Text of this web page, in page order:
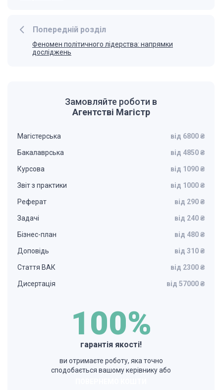
Попередній розділ
Феномен політичного лідерства: напрямки
досліджень
Замовляйте роботи в
Агентстві Магістр
Магістерська від 6800 ₴
Бакалаврська від 4850 ₴
Курсова від 1090 ₴
Звіт з практики від 1000 ₴
Реферат від 290 ₴
Задачі від 240 ₴
Бізнес-план від 480 ₴
Доповідь від 310 ₴
Стаття ВАК від 2300 ₴
Дисертація від 57000 ₴
100%
гарантія якості!
ви отримаєте роботу, яка точно
сподобається вашому керівнику або